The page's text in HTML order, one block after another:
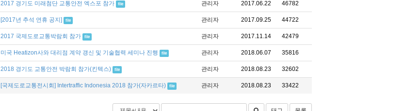
2017 경기도 미래첨단 교통안전 엑스포 참가 file 관리자 2017.06.22 46782
[2017년 추석 연휴 공지] file 관리자 2017.09.25 44722
2017 국제도로교통박람회 참가 file 관리자 2017.11.14 42479
미국 Heatizon사와 대리점 계약 갱신 및 기술협력 세미나 진행 file 관리자 2018.06.07 35816
2018 경기도 교통안전 박람회 참가(킨텍스) file 관리자 2018.08.23 32602
[국제도로교통전시회] Intertraffic Indonesia 2018 참가(자카르타) file 관리자 2018.08.23 33422